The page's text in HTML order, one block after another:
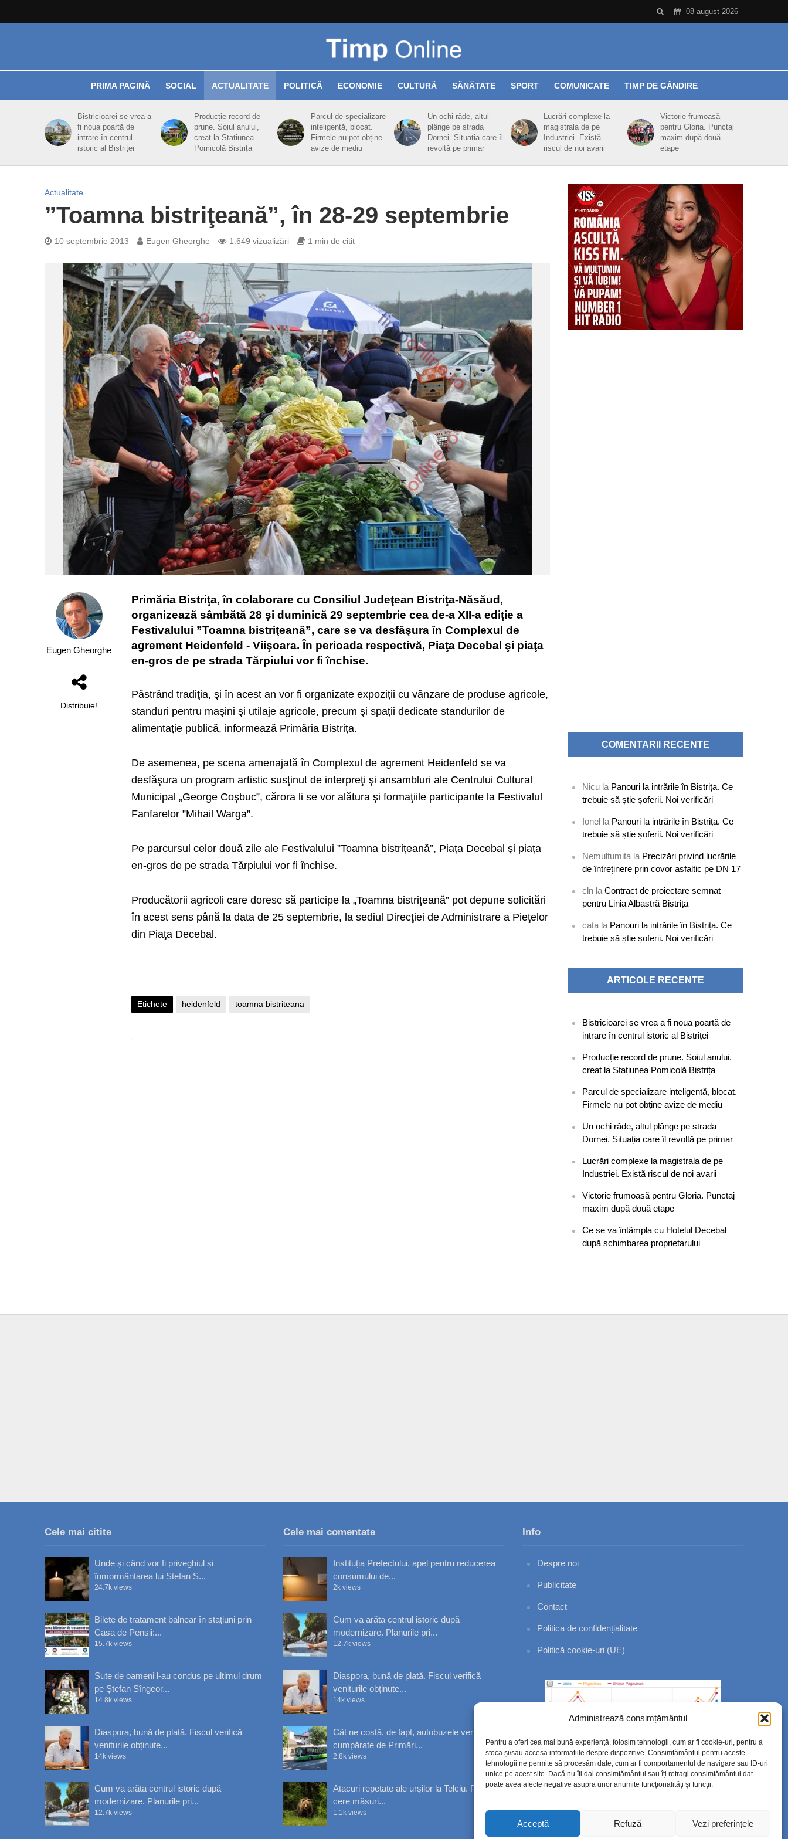
Administrează consimțământul
Pentru a oferi cea mai bună experiență, folosim tehnologii, cum ar fi cookie-uri, pentru a
stoca și/sau accesa informațiile despre dispozitive. Consimțământul pentru aceste
tehnologii ne permite să procesăm date, cum ar fi comportamentul de navigare sau ID-uri
unice pe acest site. Dacă nu îți dai consimțământul sau îți retragi consimțământul dat
poate avea afecte negative asupra unor anumite funcționalități și funcții.
Acceptă Refuză Vezi preferințele
08 august 2026
PRIMA PAGINĂ SOCIAL ACTUALITATE POLITICĂ ECONOMIE CULTURĂ SĂNĂTATE SPORT COMUNICATE TIMP DE GÂNDIRE
Bistricioarei se vrea a
fi noua poartă de
intrare în centrul
istoric al Bistriței
Producție record de
prune. Soiul anului,
creat la Stațiunea
Pomicolă Bistrița
Parcul de specializare
inteligentă, blocat.
Firmele nu pot obține
avize de mediu
Un ochi râde, altul
plânge pe strada
Dornei. Situația care îl
revoltă pe primar
Lucrări complexe la
magistrala de pe
Industriei. Există
riscul de noi avarii
Victorie frumoasă
pentru Gloria. Punctaj
maxim după două
etape
Actualitate
”Toamna bistriţeană”, în 28-29 septembrie
10 septembrie 2013 Eugen Gheorghe 1.649 vizualizări 1 min de citit
Eugen Gheorghe
Distribuie!
Primăria Bistriţa, în colaborare cu Consiliul Judeţean Bistriţa-Năsăud,
organizează sâmbătă 28 şi duminică 29 septembrie cea de-a XII-a ediţie a
Festivalului ”Toamna bistriţeană”, care se va desfăşura în Complexul de
agrement Heidenfeld - Viişoara. În perioada respectivă, Piaţa Decebal şi piaţa
en-gros de pe strada Tărpiului vor fi închise.
Păstrând tradiţia, şi în acest an vor fi organizate expoziţii cu vânzare de produse agricole,
standuri pentru maşini şi utilaje agricole, precum şi spaţii dedicate standurilor de
alimentaţie publică, informează Primăria Bistriţa.
De asemenea, pe scena amenajată în Complexul de agrement Heidenfeld se va
desfăşura un program artistic susţinut de interpreţi şi ansambluri ale Centrului Cultural
Municipal „George Coşbuc”, cărora li se vor alătura şi formaţiile participante la Festivalul
Fanfarelor ”Mihail Warga”.
Pe parcursul celor două zile ale Festivalului ”Toamna bistriţeană”, Piaţa Decebal şi piaţa
en-gros de pe strada Tărpiului vor fi închise.
Producătorii agricoli care doresc să participe la „Toamna bistriţeană” pot depune solicitări
în acest sens până la data de 25 septembrie, la sediul Direcţiei de Administrare a Pieţelor
din Piaţa Decebal.
Etichete heidenfeld toamna bistriteana
COMENTARII RECENTE
Nicu la Panouri la intrările în Bistrița. Ce
trebuie să știe șoferii. Noi verificări
Ionel la Panouri la intrările în Bistrița. Ce
trebuie să știe șoferii. Noi verificări
Nemultumita la Precizări privind lucrările
de întreținere prin covor asfaltic pe DN 17
cln laContract de proiectare semnat
pentru Linia Albastră Bistrița
cata la Panouri la intrările în Bistrița. Ce
trebuie să știe șoferii. Noi verificări
ARTICOLE RECENTE
Bistricioarei se vrea a fi noua poartă de
intrare în centrul istoric al Bistriței
Producție record de prune. Soiul anului,
creat la Stațiunea Pomicolă Bistrița
Parcul de specializare inteligentă, blocat.
Firmele nu pot obține avize de mediu
Un ochi râde, altul plânge pe strada
Dornei. Situația care îl revoltă pe primar
Lucrări complexe la magistrala de pe
Industriei. Există riscul de noi avarii
Victorie frumoasă pentru Gloria. Punctaj
maxim după două etape
Ce se va întâmpla cu Hotelul Decebal
după schimbarea proprietarului
Cele mai citite
Unde și când vor fi priveghiul și
înmormântarea lui Ștefan S...
24.7k views
Bilete de tratament balnear în stațiuni prin
Casa de Pensii:...
15.7k views
Sute de oameni l-au condus pe ultimul drum
pe Ștefan Sîngeor...
14.8k views
Diaspora, bună de plată. Fiscul verifică
veniturile obținute...
14k views
Cum va arăta centrul istoric după
modernizare. Planurile pri...
12.7k views
Cele mai comentate
Instituția Prefectului, apel pentru reducerea
consumului de...
2k views
Cum va arăta centrul istoric după
modernizare. Planurile pri...
12.7k views
Diaspora, bună de plată. Fiscul verifică
veniturile obținute...
14k views
Cât ne costă, de fapt, autobuzele verzi
cumpărate de Primări...
2.8k views
Atacuri repetate ale urșilor la Telciu. Primăria
cere măsuri...
1.1k views
Info
Despre noi
Publicitate
Contact
Politica de confidențialitate
Politică cookie-uri (UE)